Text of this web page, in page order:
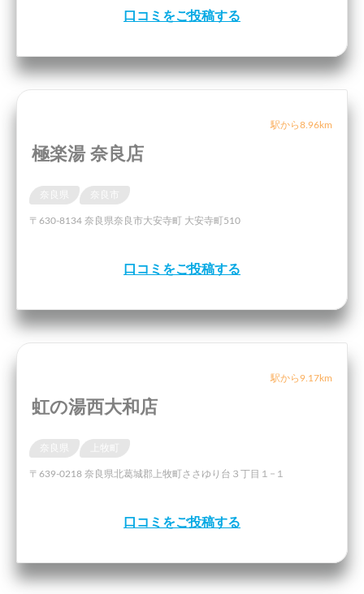
口コミをご投稿する
駅から8.96km
極楽湯 奈良店
奈良県 奈良市
〒630-8134 奈良県奈良市大安寺町 大安寺町510
口コミをご投稿する
駅から9.17km
虹の湯西大和店
奈良県 上牧町
〒639-0218 奈良県北葛城郡上牧町ささゆり台３丁目１−１
口コミをご投稿する